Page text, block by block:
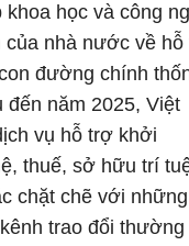
học và công
của nhà nước về
đường chính
năm 2025, Việt
vụ hỗ trợ khởi
thuế, sở hữu trí
chặt chẽ với những
trao đổi thường